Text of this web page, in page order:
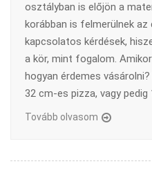
osztályban is előjön a
korábban is felmerülnek az
kapcsolatos kérdések,
a kör, mint fogalom.
hogyan érdemes
32 cm-es pizza, vagy pedig
Tovább olvasom